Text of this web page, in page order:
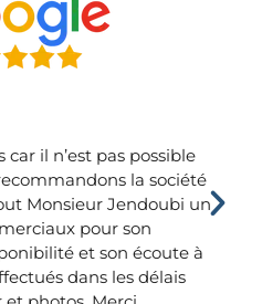
il n’est pas possible
la société
Monsieur Jendoubi un
pour son
et son écoute à
dans les délais